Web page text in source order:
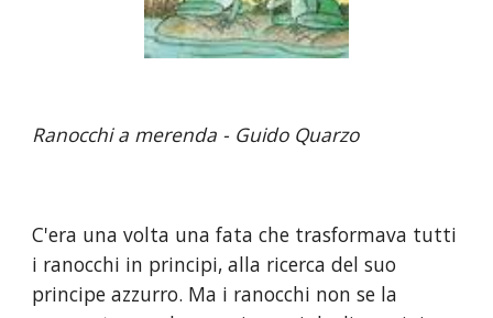
Ranocchi a merenda - Guido Quarzo
C'era una volta una fata che trasformava tutti
i ranocchi in principi, alla ricerca del suo
principe azzurro. Ma i ranocchi non se la